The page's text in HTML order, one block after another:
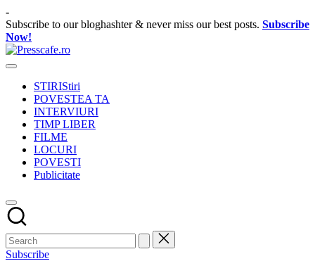
Skip
to
content
-
Subscribe to our bloghashter & never miss our best posts. Subscribe
Now!
Presscafe.ro
Cafeneau
urbaneSTIRIStiri
POVESTEA TA
INTERVIURI
TIMP LIBER
FILME
LOCURI
POVESTI
Publicitate
Subscribe